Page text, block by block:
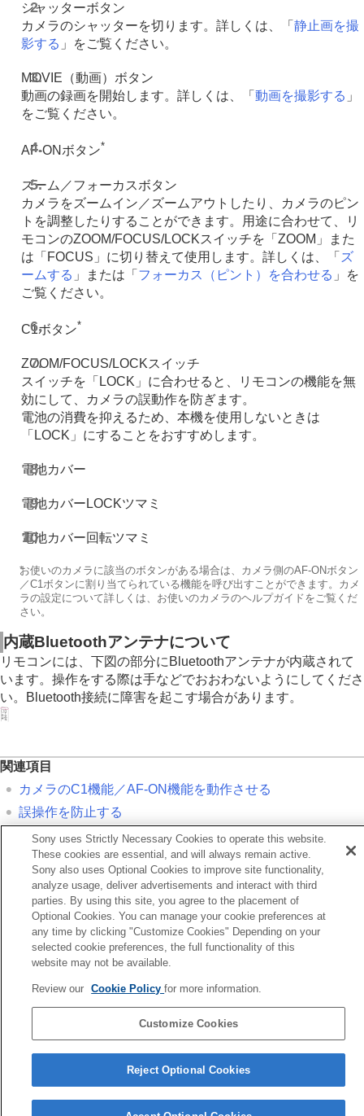
シャッターボタン
カメラのシャッターを切ります。詳しくは、「 静止画を撮
影する 」をご覧ください。
MOVIE（動画）ボタン
動画の録画を開始します。詳しくは、「 動画を撮影する 」
をご覧ください。
AF-ONボタン*
ズーム／フォーカスボタン
カメラをズームイン／ズームアウトしたり、カメラのピン
トを調整したりすることができます。用途に合わせて、リ
モコンのZOOM/FOCUS/LOCKスイッチを「ZOOM」また
は「FOCUS」に切り替えて使用します。詳しくは、「 ズ
ームする 」または「 フォーカス（ピント）を合わせる 」を
ご覧ください。
C1ボタン*
ZOOM/FOCUS/LOCKスイッチ
スイッチを「LOCK」に合わせると、リモコンの機能を無
効にして、カメラの誤動作を防ぎます。
電池の消費を抑えるため、本機を使用しないときは
「LOCK」にすることをおすすめします。
電池カバー
電池カバーLOCKツマミ
電池カバー回転ツマミ
*お使いのカメラに該当のボタンがある場合は、カメラ側のAF-ONボタン
／C1ボタンに割り当てられている機能を呼び出すことができます。カメ
ラの設定について詳しくは、お使いのカメラのヘルプガイドをご覧くだ
さい。
内蔵Bluetoothアンテナについて
リモコンには、下図の部分にBluetoothアンテナが内蔵されて
います。操作をする際は手などでおおわないようにしてくださ
い。Bluetooth接続に障害を起こす場合があります。
関連項目
カメラのC1機能／AF-ON機能を動作させる
誤操作を防止する
リモコンを取り付ける／取り外す（GP-VPT3）
電池について
本機とカメラをペアリングする
プページ
Sony uses Strictly Necessary Cookies to operate this website.
These cookies are essential, and will always remain active.
Sony also uses Optional Cookies to improve site functionality,
analyze usage, deliver advertisements and interact with third
parties. By using this site, you agree to the placement of
Optional Cookies. You can manage your cookie preferences at
any time by clicking "Customize Cookies" Depending on your
selected cookie preferences, the full functionality of this
website may not be available.
Review our Cookie Policyfor more information.
Customize Cookies
Reject Optional Cookies